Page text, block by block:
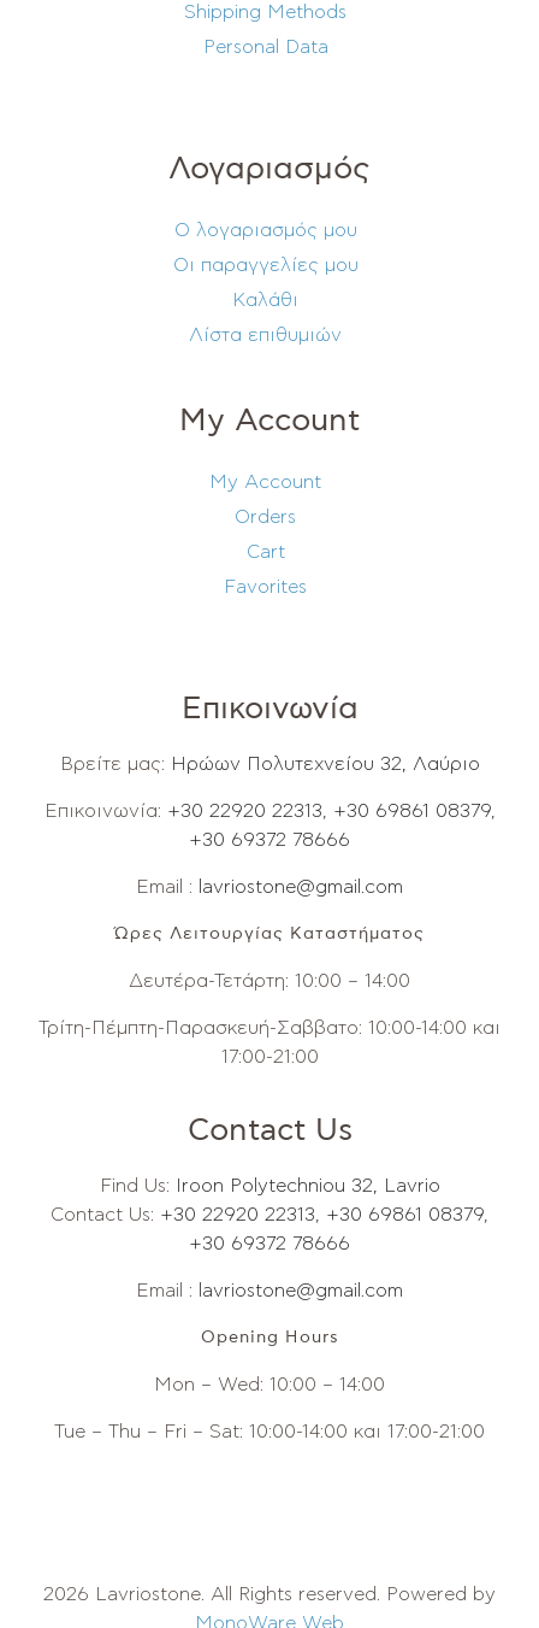
Shipping Methods
Personal Data
Λογαριασμός
Ο λογαριασμός μου
Οι παραγγελίες μου
Καλάθι
Λίστα επιθυμιών
My Account
My Account
Orders
Cart
Favorites
Επικοινωνία
Βρείτε μας: Ηρώων Πολυτεχνείου 32, Λαύριο
Επικοινωνία: +30 22920 22313 +30 69861 08379,
+30 69372 78666
Email : lavriostone@gmail.com
Ώρες Λειτουργίας Καταστήματος
Δευτέρα-Τετάρτη: 10:00 – 14:00
Τρίτη-Πέμπτη-Παρασκευή-Σαββατο: 10:00-14:00 και
17:00-21:00
Contact Us
Find Us:
Iroon Polytechniou 32, Lavrio
Contact Us: +30 22920 22313 +30 69861 08379
+30 69372 78666
Email : lavriostone@gmail.com
Opening Hours
Mon – Wed: 10:00 – 14:00
Tue – Thu – Fri – Sat: 10:00-14:00 και 17:00-21:00
2026 Lavriostone. All Rights reserved. Powered by
MonoWare Web